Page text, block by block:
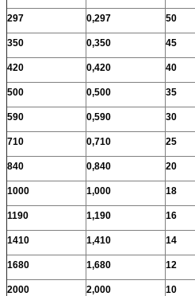
297 0,297 50
350 0,350 45
420 0,420 40
500 0,500 35
590 0,590 30
710 0,710 25
840 0,840 20
1000 1,000 18
1190 1,190 16
1410 1,410 14
1680 1,680 12
2000 2,000 10